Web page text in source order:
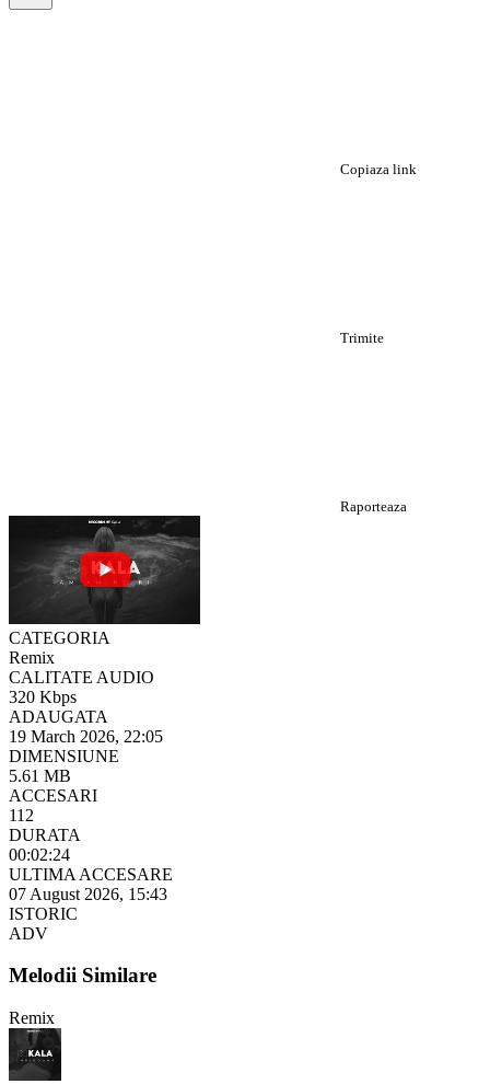
Copiaza link
Trimite
Raporteaza
CATEGORIA
Remix
CALITATE AUDIO
320 Kbps
ADAUGATA
19 March 2026, 22:05
DIMENSIUNE
5.61 MB
ACCESARI
112
DURATA
00:02:24
ULTIMA ACCESARE
07 August 2026, 15:43
ISTORIC
ADV
Melodii Similare
Remix